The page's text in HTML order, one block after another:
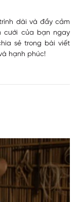
dài và đầy cảm
cưới của bạn ngay
sẻ trong bài viết
hạnh phúc!